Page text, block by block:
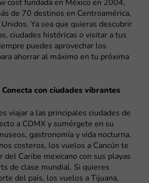
cost fundada en México en 2004,
de 70 destinos en Centroamérica,
Ya sea que quieras descubrir
ciudades históricas o visitar a tus
puedes aprovechar los
ahorrar al máximo en tu próxima
Conecta con ciudades vibrantes
viajar a las principales ciudades de
a CDMX y sumérgete en su
gastronomía y vida nocturna.
costeros, los vuelos a Cancún te
del Caribe mexicano con sus playas
de clase mundial. Si quieres
del país, los vuelos a Tijuana,